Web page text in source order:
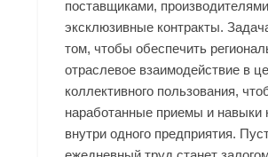
поставщиками,
эксклюзивные контракты.
том, чтобы обеспечить
отраслевое взаимодействие в
коллективного пользования,
наработанные приемы и навыки
внутри одного предприятия.